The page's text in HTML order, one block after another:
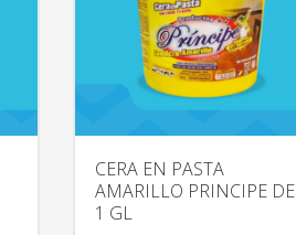
CERA EN PASTA
AMARILLO PRINCIPE DE
1 GL